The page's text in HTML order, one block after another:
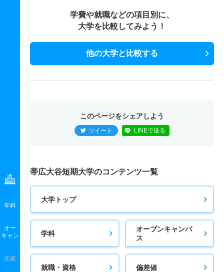
学科
オー
キャン
先輩
学費や就職などの項目別に、
大学を比較してみよう！
他の大学と比較する
このページをシェアしよう
ツイート LINEで送る
帯広大谷短期大学のコンテンツ一覧
大学トップ
学科
オープンキャンパ
ス
就職・資格 偏差値